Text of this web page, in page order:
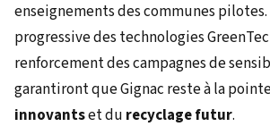
enseignements des communes
progressive des technologies
renforcement des campagnes de
garantiront que Gignac reste à la
innovantset du recyclage futur.